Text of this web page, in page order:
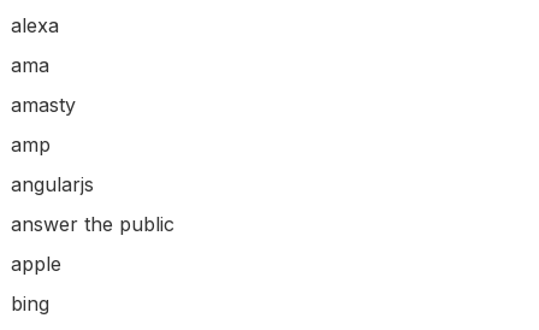
alexa
ama
amasty
amp
angularjs
answer the public
apple
bing